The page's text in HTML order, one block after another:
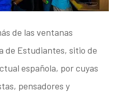
de las ventanas
de Estudiantes, sitio de
española, por cuyas
pensadores y